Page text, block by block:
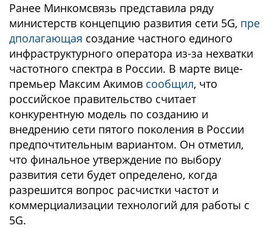
Ранее Минкомсвязь представила ряду
министерств концепцию развития сети 5G, пре
дполагающая создание частного единого
инфраструктурного оператора из-за нехватки
частотного спектра в России. В марте вице-
премьер Максим Акимов сообщил, что
российское правительство считает
конкурентную модель по созданию и
внедрению сети пятого поколения в России
предпочтительным вариантом. Он отметил,
что финальное утверждение по выбору
развития сети будет определено, когда
разрешится вопрос расчистки частот и
коммерциализации технологий для работы с
5G.